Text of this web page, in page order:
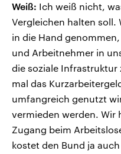
Weiß: Ich weiß nicht,
Vergleichen halten soll.
in die Hand
und Arbeitnehmer in
die soziale
mal das
umfangreich genutzt
vermieden werden. Wir
Zugang beim
kostet den Bund ja